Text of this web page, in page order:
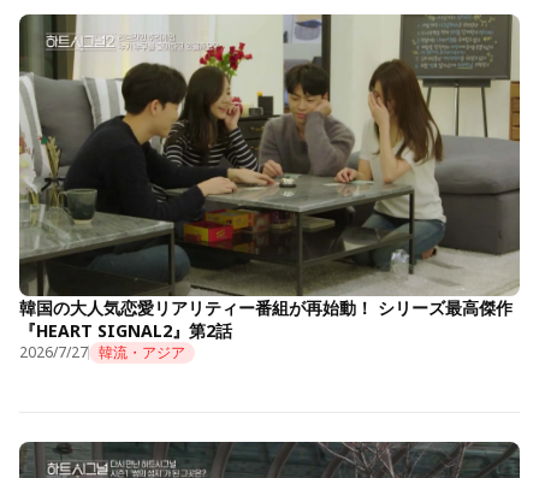
韓国の大人気恋愛リアリティー番組が再始動！ シリーズ最高傑作
『HEART SIGNAL2』第2話
2026/7/27 韓流・アジア